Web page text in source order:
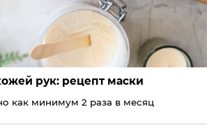
рук: рецепт маски
как минимум 2 раза в месяц